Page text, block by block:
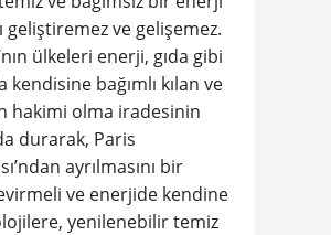
geliştiremez ve gelişemez.
ülkeleri enerji, gıda gibi
kendisine bağımlı kılan ve
hakimi olma iradesinin
durarak, Paris
ayrılmasını bir
ve enerjide kendine
yenilenebilir temiz